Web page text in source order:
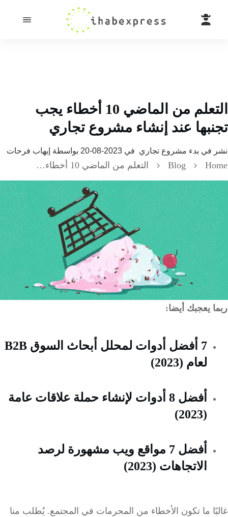
التعلم من الماضي 10 أخطاء يجب
عند إنشاء مشروع تجاري
في بدء مشروع تجاريفي 2023-08-20 بواسطةإيهاب فرحات
Blog التعلم من الماضي 10 أخطاء يجب تجنبها عند إنشاء مشروع تجاري
يعجبك أيضا:
7 أفضل أدوات لمحلل أبحاث السوق B2B
لعام (2023)
أفضل 8 أدوات لإنشاء حملة علاقات عامة
أفضل 7 مواقع ويب مشهورة لرصد
الاتجاهات (2023)
ما تكون الأخطاء من المحرمات في المجتمع.يُطلب منا